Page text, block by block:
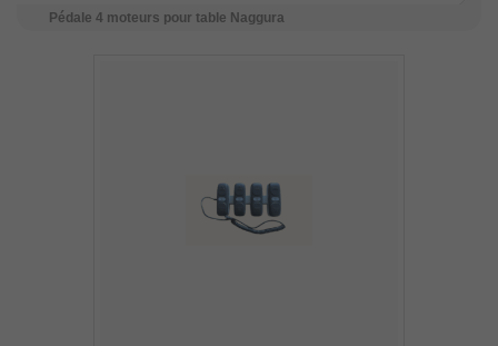
Pédale 4 moteurs pour table Naggura